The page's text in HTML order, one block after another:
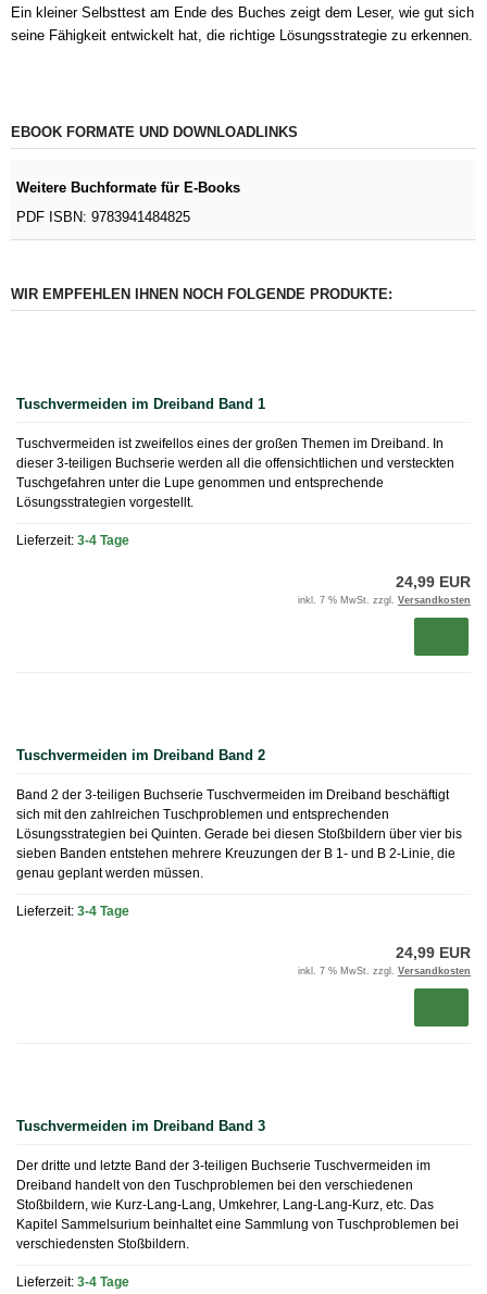
Ein kleiner Selbsttest am Ende des Buches zeigt dem Leser, wie gut sich
seine Fähigkeit entwickelt hat, die richtige Lösungsstrategie zu erkennen.
EBOOK FORMATE UND DOWNLOADLINKS
Weitere Buchformate für E-Books
PDF ISBN: 9783941484825
WIR EMPFEHLEN IHNEN NOCH FOLGENDE PRODUKTE:
Tuschvermeiden im Dreiband Band 1
Tuschvermeiden ist zweifellos eines der großen Themen im Dreiband. In
dieser 3-teiligen Buchserie werden all die offensichtlichen und versteckten
Tuschgefahren unter die Lupe genommen und entsprechende
Lösungsstrategien vorgestellt.
Lieferzeit: 3-4 Tage
24,99 EUR
inkl. 7 % MwSt. zzgl. Versandkosten
Tuschvermeiden im Dreiband Band 2
Band 2 der 3-teiligen Buchserie Tuschvermeiden im Dreiband beschäftigt
sich mit den zahlreichen Tuschproblemen und entsprechenden
Lösungsstrategien bei Quinten. Gerade bei diesen Stoßbildern über vier bis
sieben Banden entstehen mehrere Kreuzungen der B 1- und B 2-Linie, die
genau geplant werden müssen.
Lieferzeit: 3-4 Tage
24,99 EUR
inkl. 7 % MwSt. zzgl. Versandkosten
Tuschvermeiden im Dreiband Band 3
Der dritte und letzte Band der 3-teiligen Buchserie Tuschvermeiden im
Dreiband handelt von den Tuschproblemen bei den verschiedenen
Stoßbildern, wie Kurz-Lang-Lang, Umkehrer, Lang-Lang-Kurz, etc. Das
Kapitel Sammelsurium beinhaltet eine Sammlung von Tuschproblemen bei
verschiedensten Stoßbildern.
Lieferzeit: 3-4 Tage